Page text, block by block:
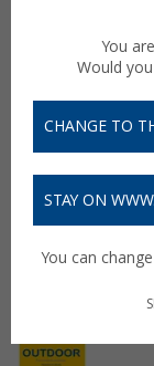
You
Would
CHANGE TO
STAY ON
You can